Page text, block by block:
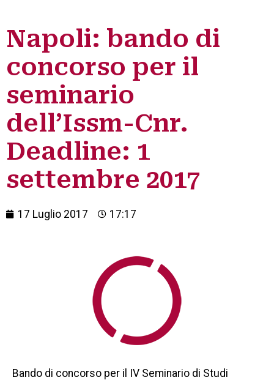
Napoli: bando di
concorso per il
seminario
dell’Issm-Cnr.
Deadline: 1
settembre 2017
17 Luglio 2017 17:17
Bando di concorso per il IV Seminario di Studi